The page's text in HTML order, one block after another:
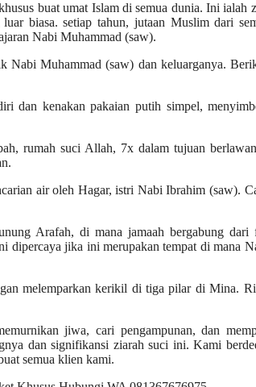
buat umat Islam di semua dunia. Ini ialah
biasa. setiap tahun, jutaan Muslim dari
Nabi Muhammad (saw).
Nabi Muhammad (saw) dan keluarganya.
dan kenakan pakaian putih simpel,
rumah suci Allah, 7x dalam tujuan
air oleh Hagar, istri Nabi Ibrahim (saw).
Arafah, di mana jamaah bergabung dari
dipercaya jika ini merupakan tempat di mana
melemparkan kerikil di tiga pilar di Mina.
jiwa, cari pengampunan, dan
dan signifikansi ziarah suci ini. Kami
semua klien kami.